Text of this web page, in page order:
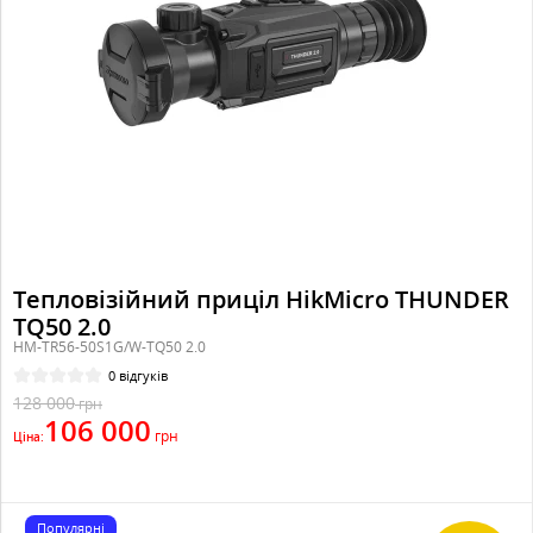
Тепловізійний приціл HikMicro THUNDER
TQ50 2.0
HM-TR56-50S1G/W-TQ50 2.0
0 відгуків
128 000грн
Ціна: 106 000 грн
Популярні